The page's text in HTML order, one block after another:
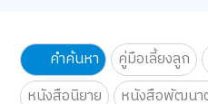
คำค้นหา คู่มือเลี้ยงลูก